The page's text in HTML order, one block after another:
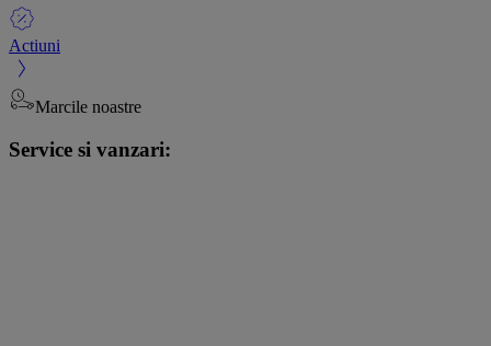
Actiuni
Marcile noastre
Service si vanzari: